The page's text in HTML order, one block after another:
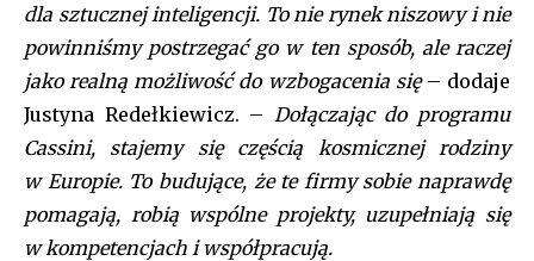
dla sztucznej inteligencji. To nie rynek niszowy i nie
powinniśmy postrzegać go w ten sposób, ale raczej
jako realną możliwość do wzbogacenia się – dodaje
Justyna Redełkiewicz. – Dołączając do programu
Cassini, stajemy się częścią kosmicznej rodziny
w Europie. To budujące, że te firmy sobie naprawdę
pomagają, robią wspólne projekty, uzupełniają się
w kompetencjach i współpracują.